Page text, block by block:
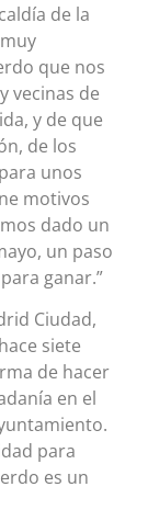
de la
que nos
vecinas de
y de que
de los
unos
motivos
dado un
un paso
ganar.”
Ciudad,
siete
de hacer
en el
para
es un